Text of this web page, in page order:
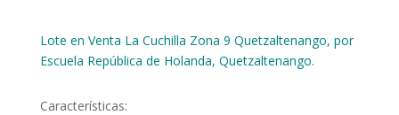
Lote en Venta La Cuchilla Zona 9 Quetzaltenango, por
Escuela República de Holanda, Quetzaltenango.
Características: